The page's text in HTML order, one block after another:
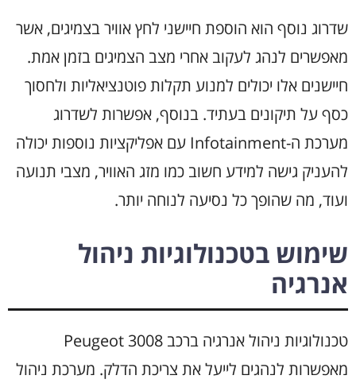
שדרוג נוסף הוא הוספת חיישני לחץ אוויר בצמיגים, אשר
מאפשרים לנהג לעקוב אחרי מצב הצמיגים בזמן אמת.
חיישנים אלו יכולים למנוע תקלות פוטנציאליות ולחסוך
כסף על תיקונים בעתיד. בנוסף, אפשרות לשדרוג
מערכת ה-Infotainment עם אפליקציות נוספות יכולה
להעניק גישה למידע חשוב כמו מזג האוויר, מצבי תנועה
ועוד, מה שהופך כל נסיעה לנוחה יותר.
שימוש בטכנולוגיות ניהול
אנרגיה
טכנולוגיות ניהול אנרגיה ברכב Peugeot 3008
מאפשרות לנהגים לייעל את צריכת הדלק. מערכת ניהול